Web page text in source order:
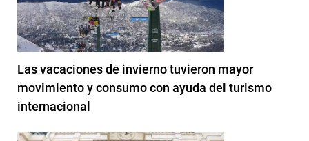
Las vacaciones de invierno tuvieron mayor
movimiento y consumo con ayuda del turismo
internacional